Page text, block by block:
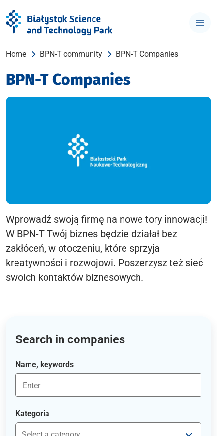
Home BPN-T community BPN-T Companies
BPN-T Companies
Wprowadź swoją firmę na nowe tory innowacji!
W BPN-T Twój biznes będzie działał bez
zakłóceń, w otoczeniu, które sprzyja
kreatywności i rozwojowi. Poszerzysz też sieć
swoich kontaktów biznesowych.
Search in companies
Name, keywords
Kategoria